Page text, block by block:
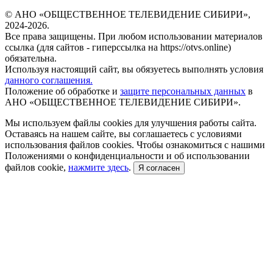
© АНО «ОБЩЕСТВЕННОЕ ТЕЛЕВИДЕНИЕ СИБИРИ»,
2024-2026.
Все права защищены. При любом использовании материалов
ссылка (для сайтов - гиперссылка на https://otvs.online)
обязательна.
Используя настоящий сайт, вы обязуетесь выполнять условия
данного соглашения.
Положение об обработке и защите персональных данных в
АНО «ОБЩЕСТВЕННОЕ ТЕЛЕВИДЕНИЕ СИБИРИ».
Мы используем файлы cookies для улучшения работы сайта.
Оставаясь на нашем сайте, вы соглашаетесь с условиями
использования файлов cookies. Чтобы ознакомиться с нашими
Положениями о конфиденциальности и об использовании
файлов cookie, нажмите здесь. Я согласен